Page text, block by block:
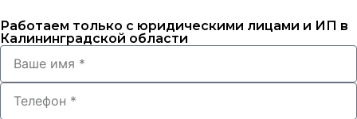
Работаем только с юридическими лицами и ИП в
Калининградской области